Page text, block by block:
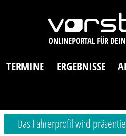
TERMINE ERGEBNISSE
Das Fahrerprofil wird